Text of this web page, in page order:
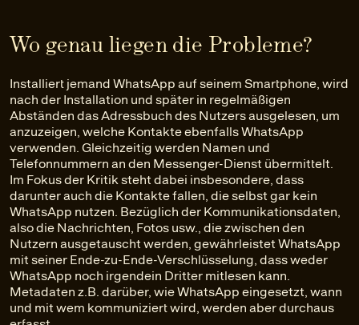
Wo genau liegen die Probleme?
Installiert jemand WhatsApp auf seinem Smartphone, wird
nach der Installation und später in regelmäßigen
Abständen das Adressbuch des Nutzers ausgelesen, um
anzuzeigen, welche Kontakte ebenfalls WhatsApp
verwenden. Gleichzeitig werden Namen und
Telefonnummern an den Messenger-Dienst übermittelt.
Im Fokus der Kritik steht dabei insbesondere, dass
darunter auch die Kontakte fallen, die selbst gar kein
WhatsApp nutzen. Bezüglich der Kommunikationsdaten,
also die Nachrichten, Fotos usw., die zwischen den
Nutzern ausgetauscht werden, gewährleistet WhatsApp
mit seiner Ende-zu-Ende-Verschlüsselung, dass weder
WhatsApp noch irgendein Dritter mitlesen kann.
Metadaten z.B. darüber, wie WhatsApp eingesetzt, wann
und mit wem kommuniziert wird, werden aber durchaus